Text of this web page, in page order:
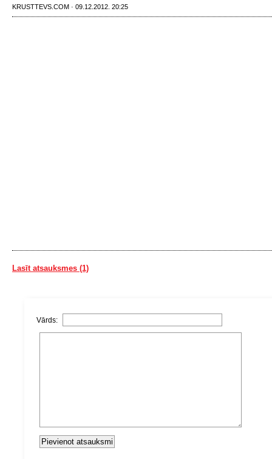
KRUSTTEVS.COM · 09.12.2012. 20:25
Lasīt atsauksmes (1)
Vārds: